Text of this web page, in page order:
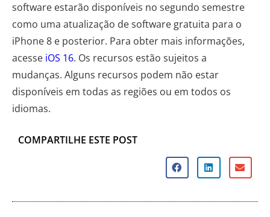
software estarão disponíveis no segundo semestre
como uma atualização de software gratuita para o
iPhone 8 e posterior. Para obter mais informações,
acesse iOS 16. Os recursos estão sujeitos a
mudanças. Alguns recursos podem não estar
disponíveis em todas as regiões ou em todos os
idiomas.
COMPARTILHE ESTE POST